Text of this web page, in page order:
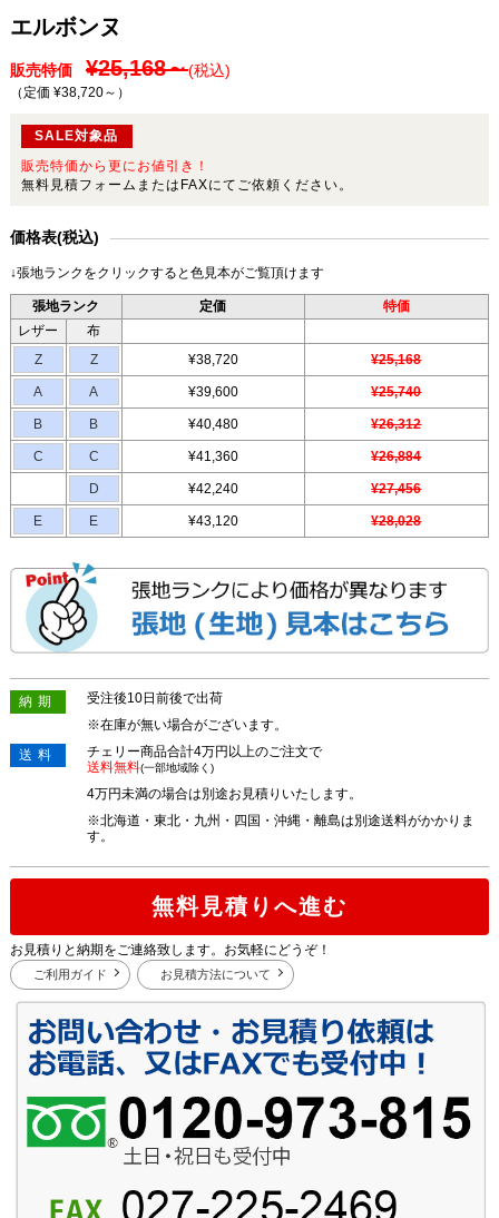
エルボンヌ
販売特価 ¥25,168～(税込)
（定価 ¥38,720～ ）
SALE対象品
販売特価から更にお値引き！
無料見積フォームまたはFAXにてご依頼ください。
価格表(税込)
↓張地ランクをクリックすると色見本がご覧頂けます
張地ランク 定価
特価
レザー
布
Z
Z ¥38,720 ¥25,168
A A ¥39,600 ¥25,740
B B ¥40,480 ¥26,312
C C ¥41,360 ¥26,884
D ¥42,240 ¥27,456
E E ¥43,120 ¥28,028
納期
受注後10日前後で出荷
※在庫が無い場合がございます。
送料
チェリー商品合計4万円以上のご注文で
送料無料(一部地域除く)
4万円未満の場合は別途お見積りいたします。
※北海道・東北・九州・四国・沖縄・離島は別途送料がかかりま
す。
無料見積りへ進む
お見積りと納期をご連絡致します。お気軽にどうぞ！
ご利用ガイド お見積方法について